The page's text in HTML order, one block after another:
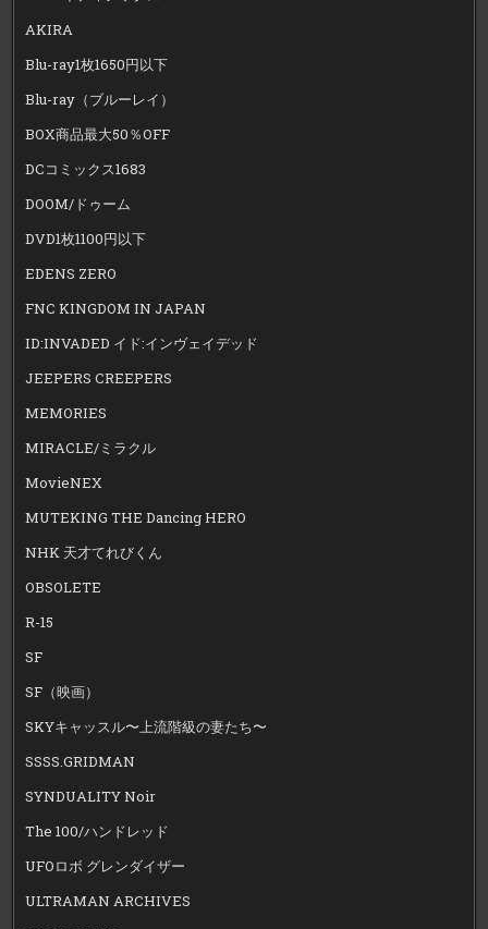
AKIRA
Blu-ray1枚1650円以下
Blu-ray（ブルーレイ）
BOX商品最大50％OFF
DCコミックス1683
DOOM/ドゥーム
DVD1枚1100円以下
EDENS ZERO
FNC KINGDOM IN JAPAN
ID:INVADED イド:インヴェイデッド
JEEPERS CREEPERS
MEMORIES
MIRACLE/ミラクル
MovieNEX
MUTEKING THE Dancing HERO
NHK 天才てれびくん
OBSOLETE
R-15
SF
SF（映画）
SKYキャッスル〜上流階級の妻たち〜
SSSS.GRIDMAN
SYNDUALITY Noir
The 100/ハンドレッド
UFOロボ グレンダイザー
ULTRAMAN ARCHIVES